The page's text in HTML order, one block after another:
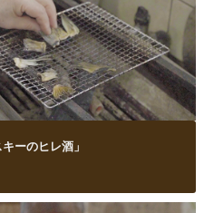
ーのヒレ酒」